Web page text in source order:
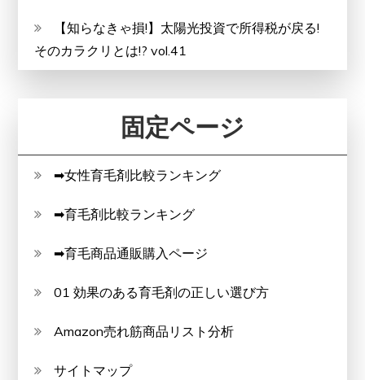
【知らなきゃ損!】太陽光投資で所得税が戻る!
そのカラクリとは!? vol.41
固定ページ
➡女性育毛剤比較ランキング
➡育毛剤比較ランキング
➡育毛商品通販購入ページ
01 効果のある育毛剤の正しい選び方
Amazon売れ筋商品リスト分析
サイトマップ